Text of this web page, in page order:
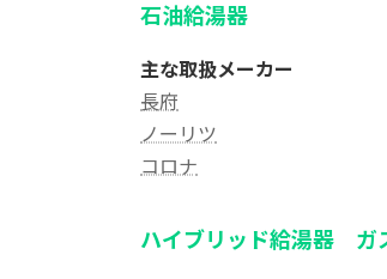
石油給湯器
主な取扱メーカー
長府
ノーリツ
コロナ
ハイブリッド給湯器 ガ